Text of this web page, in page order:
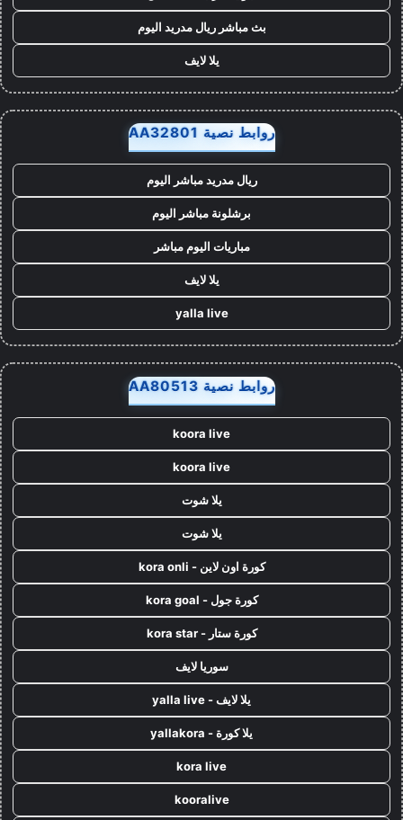
بث مباشر ريال مدريد اليوم
يلا لايف
روابط نصية AA32801
ريال مدريد مباشر اليوم
برشلونة مباشر اليوم
مباريات اليوم مباشر
يلا لايف
yalla live
روابط نصية AA80513
koora live
koora live
يلا شوت
يلا شوت
كورة اون لاين - kora onli
كورة جول - kora goal
كورة ستار - kora star
سوريا لايف
يلا لايف - yalla live
يلا كورة - yallakora
kora live
kooralive